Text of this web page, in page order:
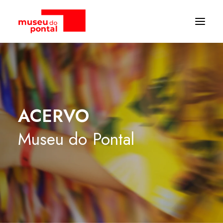
ACERVO
Museu do Pontal